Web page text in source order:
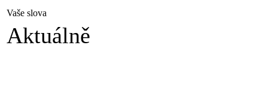
Vaše slova
Aktuálně